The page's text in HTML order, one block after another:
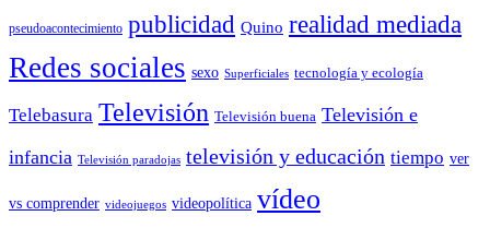
pseudoacontecimiento publicidad Quino realidad mediada
Redes sociales sexo Superficiales tecnología y ecología
Telebasura Televisión Televisión buena Televisión e
infancia Televisión paradojas televisión y educación tiempo ver
vs comprender videojuegos videopolítica vídeo